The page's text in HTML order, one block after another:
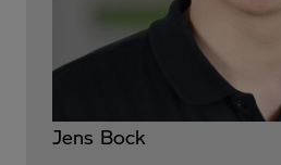
Jens Bock